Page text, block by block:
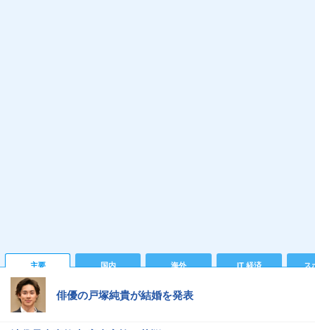
主要 国内 海外 IT 経済 ス
俳優の戸塚純貴が結婚を発表